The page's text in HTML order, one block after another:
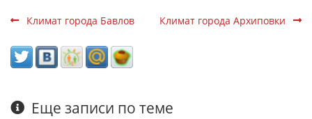
Климат города Бавлов Климат города Архиповки
Еще записи по теме